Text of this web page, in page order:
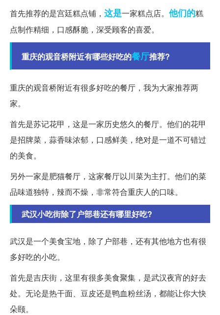
首先推荐的是宫廷糕点铺， 这是一家糕点店。 他们的糕
点制作精细，口感酥脆，深受顾客的喜爱。
重庆的观音桥附近有哪些好吃的餐厅推荐?
重庆的观音桥附近有很多好吃的餐厅，我为大家推荐两
家。
首先是苏记花甲，这是一家历史悠久的餐厅。他们的花甲
是招牌菜，蒜香味浓郁，口感鲜美，绝对是一道不可错过
的美食。
另外一家是肥猫餐厅，这家餐厅以川菜为主打。他们的菜
品味道独特，辣而不燥，非常符合重庆人的口味。
武汉小吃街除了户部巷还有哪里好吃?
武汉是一个美食宝地，除了户部巷，还有其他地方也有很
多好吃的小吃。
首先是吉庆街，这里有很多美食聚集，是武汉夜宵的好去
处。无论是热干面、豆皮还是鸭血粉丝汤，都能让你大快
朵颐。